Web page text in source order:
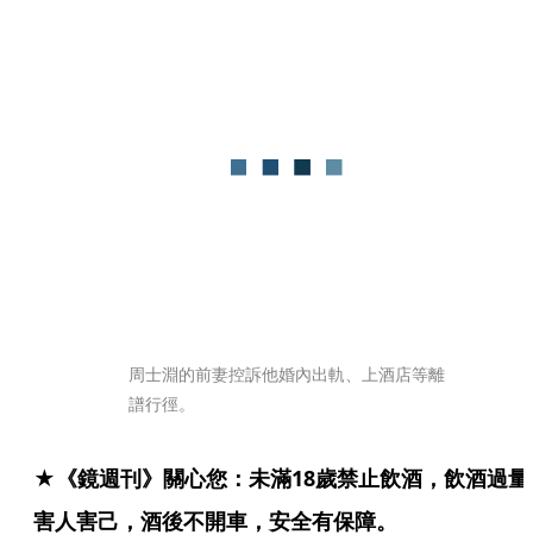
周士淵的前妻控訴他婚內出軌、上酒店等離
譜行徑。
★《鏡週刊》關心您：未滿18歲禁止飲酒，飲酒過量
害人害己，酒後不開車，安全有保障。